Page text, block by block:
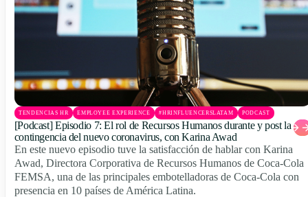
TENDENCIAS HR EMPLOYEE EXPERIENCE #HRINFLUENCERSLATAM PODCAST
[Podcast] Episodio 7: El rol de Recursos Humanos durante y post la
contingencia del nuevo coronavirus, con Karina Awad
En este nuevo episodio tuve la satisfacción de hablar con Karina
Awad, Directora Corporativa de Recursos Humanos de Coca-Cola
FEMSA, una de las principales embotelladoras de Coca-Cola con
presencia en 10 países de América Latina.